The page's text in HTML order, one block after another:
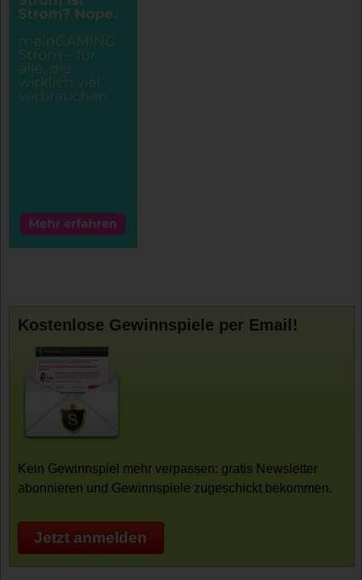
Kostenlose Gewinnspiele per Email!
Kein Gewinnspiel mehr verpassen: gratis Newsletter
abonnieren und Gewinnspiele zugeschickt bekommen.
Jetzt anmelden